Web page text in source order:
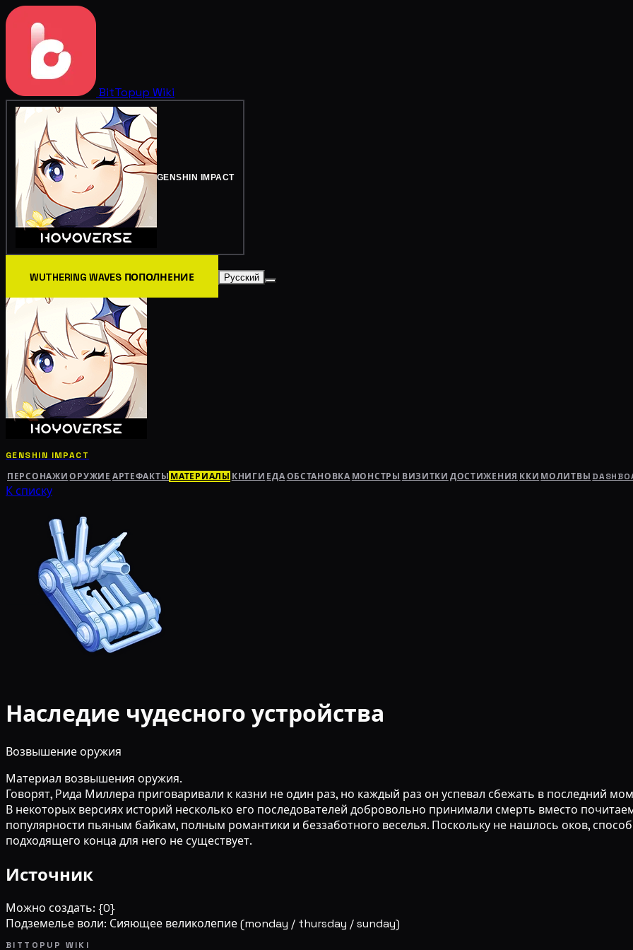
BitTopup Wiki
GENSHIN IMPACT
WUTHERING WAVES ПОПОЛНЕНИЕ Русский
GENSHIN IMPACT
ПЕРСОНАЖИ ОРУЖИЕ АРТЕФАКТЫ МАТЕРИАЛЫ КНИГИ ЕДАОБСТАНОВКА МОНСТРЫ ВИЗИТКИ ДОСТИЖЕНИЯ ККИ МОЛИТВЫ
К списку
Наследие чудесного устройства
Возвышение оружия
Материал возвышения оружия.
Говорят, Рида Миллера приговаривали к казни не один раз, но каждый раз он успевал сбежать в последний
В некоторых версиях историй несколько его последователей добровольно принимали смерть вместо
популярности пьяным байкам, полным романтики и беззаботного веселья. Поскольку не нашлось оков,
подходящего конца для него не существует.
Источник
Можно создать: {0}
Подземелье воли: Сияющее великолепие(monday / thursday / sunday)
BITTOPUP WIKI